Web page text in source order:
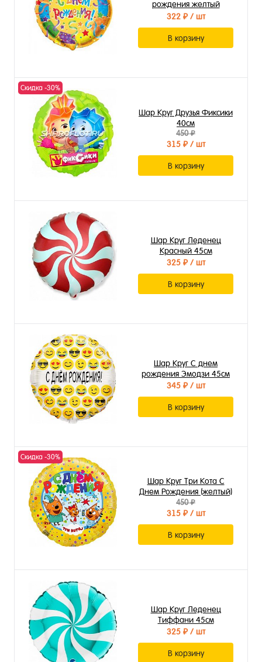
рождения желтый
серпантин»
322 ₽/ шт
В корзину
Скидка -30%
Шар Круг Друзья Фиксики
40см
450 ₽
315 ₽/ шт
В корзину
Шар Круг Леденец
Красный 45см
325 ₽/ шт
В корзину
Шар Круг С днем
рождения Эмодзи 45см
345 ₽/ шт
В корзину
Скидка -30%
Шар Круг Три Кота С
Днем Рождения (желтый)
45см
450 ₽
315 ₽/ шт
В корзину
Шар Круг Леденец
Тиффани 45см
325 ₽/ шт
В корзину